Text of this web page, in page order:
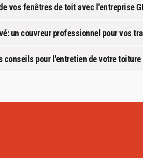
vos fenêtres de toit avec l'entreprise
un couvreur professionnel pour vos
conseils pour l'entretien de votre